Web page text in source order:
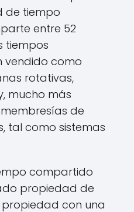
de tiempo
entre 52
tiempos
vendido como
rotativas,
mucho más
de
tal como sistemas
compartido
propiedad de
con una